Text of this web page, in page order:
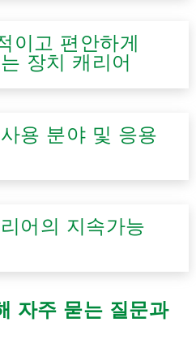
이고 편안하게
장치 캐리어
용 분야 및 응용
어의 지속가능
자주 묻는 질문과